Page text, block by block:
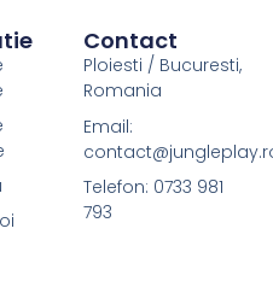
Contact
Ploiesti / Bucuresti,
Romania
Email:
Telefon: 0733 981
793